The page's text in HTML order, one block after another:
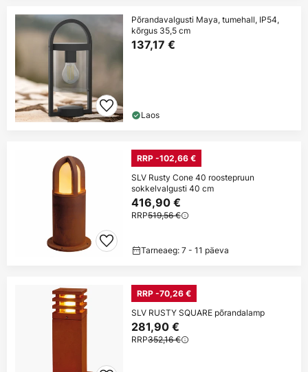
Põrandavalgusti Maya, tumehall, IP54,
kõrgus 35,5 cm
137,17 €
Laos
RRP -102,66 €
SLV Rusty Cone 40 roostepruun
sokkelvalgusti 40 cm
416,90 €
RRP519,56 €
Tarneaeg: 7 - 11 päeva
RRP -70,26 €
SLV RUSTY SQUARE põrandalamp
281,90 €
RRP352,16 €